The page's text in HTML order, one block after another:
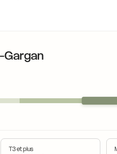
Gargan
T3 et plus